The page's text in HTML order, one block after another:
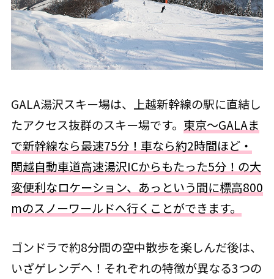
GALA湯沢スキー場は、上越新幹線の駅に直結し
たアクセス抜群のスキー場です。 東京～GALAま
で新幹線なら最速75分！車なら約2時間ほど・
関越自動車道高速湯沢ICからもたった5分！の大
変便利なロケーション、あっという間に標高800
mのスノーワールドへ行くことができます。
ゴンドラで約8分間の空中散歩を楽しんだ後は、
いざゲレンデへ！それぞれの特徴が異なる3つの